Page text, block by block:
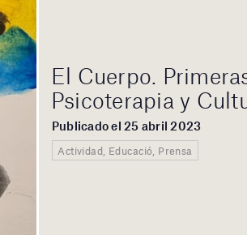
El Cuerpo.
Psicoterapia y
Publicado el 25 abril 2023
Actividad, Educació, Prensa